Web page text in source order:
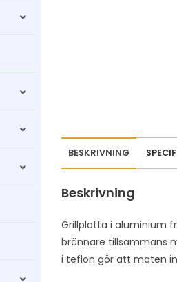
BESKRIVNING
Beskrivning
Grillplatta i aluminium
brännare tillsammans
i teflon gör att maten